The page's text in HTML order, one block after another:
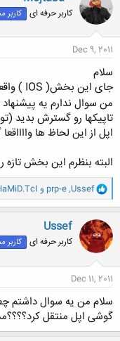
کاربر حرفه ای کاربر
Dec 9, 2011
سلام
جای این بخش( IOS ) واقعا خالی بود تو باشگاه...
من سوال ندارم یه پیشنهاد
تاپیکها رو گسترش بدید
اپل از این لحاظ ها
البته بنظرم این بخش تازه
و
ا
ک
ن
ش
ه
ا
Ussef
,
prp-e و
Ussef
کاربر حرفه ای کاربر
Dec 11, 2011
سلام من یه سوال داشتم
گوشی اپل منتقل